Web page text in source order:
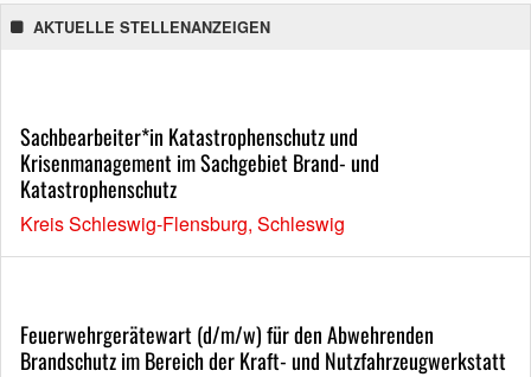
AKTUELLE STELLENANZEIGEN
Sachbearbeiter*in Katastrophenschutz und
Krisenmanagement im Sachgebiet Brand- und
Katastrophenschutz
Kreis Schleswig-Flensburg, Schleswig
Feuerwehrgerätewart (d/m/w) für den Abwehrenden
Brandschutz im Bereich der Kraft- und Nutzfahrzeugwerkstatt